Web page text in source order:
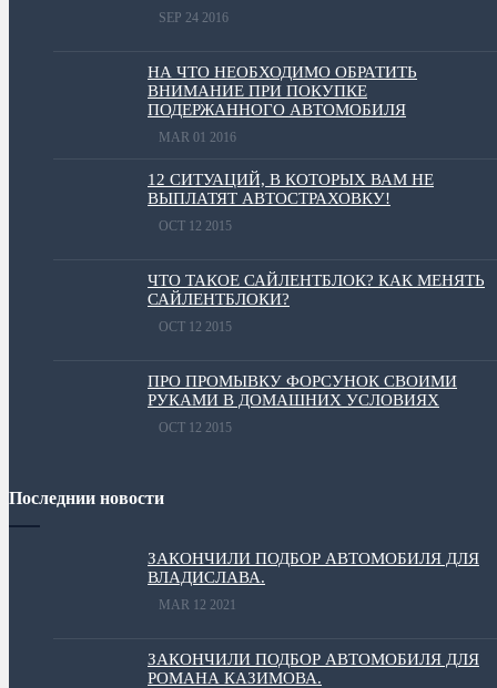
SEP 24 2016
НА ЧТО НЕОБХОДИМО ОБРАТИТЬ
ВНИМАНИЕ ПРИ ПОКУПКЕ
ПОДЕРЖАННОГО АВТОМОБИЛЯ
MAR 01 2016
12 СИТУАЦИЙ, В КОТОРЫХ ВАМ НЕ
ВЫПЛАТЯТ АВТОСТРАХОВКУ!
OCT 12 2015
ЧТО ТАКОЕ САЙЛЕНТБЛОК? КАК МЕНЯТЬ
САЙЛЕНТБЛОКИ?
OCT 12 2015
ПРО ПРОМЫВКУ ФОРСУНОК СВОИМИ
РУКАМИ В ДОМАШНИХ УСЛОВИЯХ
OCT 12 2015
Последнии новости
ЗАКОНЧИЛИ ПОДБОР АВТОМОБИЛЯ ДЛЯ
ВЛАДИСЛАВА.
MAR 12 2021
ЗАКОНЧИЛИ ПОДБОР АВТОМОБИЛЯ ДЛЯ
РОМАНА КАЗИМОВА.